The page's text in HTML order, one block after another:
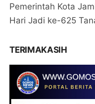
Pemerintah Kota
Hari Jadi ke-625
TERIMAKASIH